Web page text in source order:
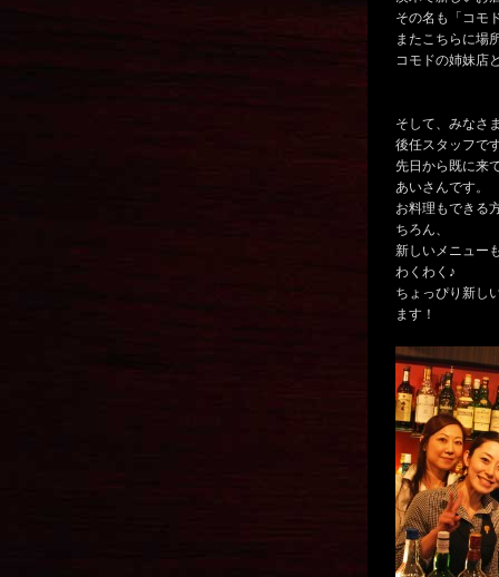
その名も「コモ
またこちらに場
コモドの姉妹店
そして、みなさ
後任スタッフで
先日から既に来
あいさんです。
お料理もできる
ちろん、
新しいメニュー
わくわく♪
ちょっぴり新し
ます！